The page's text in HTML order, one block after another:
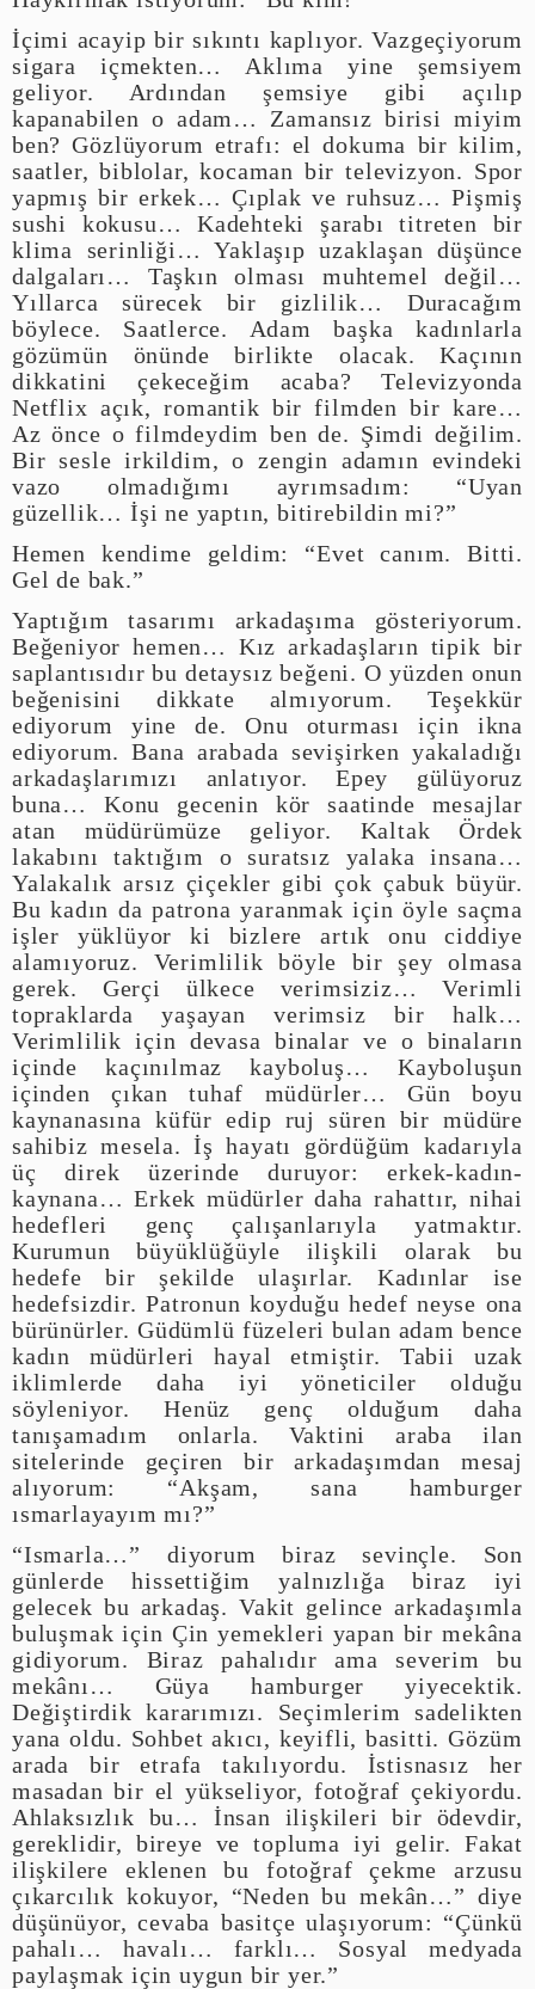
İçimi acayip bir sıkıntı kaplıyor. Vazgeçiyorum
sigara içmekten… Aklıma yine şemsiyem
geliyor. Ardından şemsiye gibi açılıp
kapanabilen o adam… Zamansız birisi miyim
ben? Gözlüyorum etrafı: el dokuma bir kilim,
saatler, biblolar, kocaman bir televizyon. Spor
yapmış bir erkek… Çıplak ve ruhsuz… Pişmiş
sushi kokusu… Kadehteki şarabı titreten bir
klima serinliği… Yaklaşıp uzaklaşan düşünce
dalgaları… Taşkın olması muhtemel değil…
Yıllarca sürecek bir gizlilik… Duracağım
böylece. Saatlerce. Adam başka kadınlarla
gözümün önünde birlikte olacak. Kaçının
dikkatini çekeceğim acaba? Televizyonda
Netflix açık, romantik bir filmden bir kare…
Az önce o filmdeydim ben de. Şimdi değilim.
Bir sesle irkildim, o zengin adamın evindeki
vazo olmadığımı ayrımsadım: “Uyan
güzellik… İşi ne yaptın, bitirebildin mi?”
Hemen kendime geldim: “Evet canım. Bitti.
Gel de bak.”
Yaptığım tasarımı arkadaşıma gösteriyorum.
Beğeniyor hemen… Kız arkadaşların tipik bir
saplantısıdır bu detaysız beğeni. O yüzden onun
beğenisini dikkate almıyorum. Teşekkür
ediyorum yine de. Onu oturması için ikna
ediyorum. Bana arabada sevişirken yakaladığı
arkadaşlarımızı anlatıyor. Epey gülüyoruz
buna… Konu gecenin kör saatinde mesajlar
atan müdürümüze geliyor. Kaltak Ördek
lakabını taktığım o suratsız yalaka insana…
Yalakalık arsız çiçekler gibi çok çabuk büyür.
Bu kadın da patrona yaranmak için öyle saçma
işler yüklüyor ki bizlere artık onu ciddiye
alamıyoruz. Verimlilik böyle bir şey olmasa
gerek. Gerçi ülkece verimsiziz… Verimli
topraklarda yaşayan verimsiz bir halk…
Verimlilik için devasa binalar ve o binaların
içinde kaçınılmaz kayboluş… Kayboluşun
içinden çıkan tuhaf müdürler… Gün boyu
kaynanasına küfür edip ruj süren bir müdüre
sahibiz mesela. İş hayatı gördüğüm kadarıyla
üç direk üzerinde duruyor: erkek-kadın-
kaynana… Erkek müdürler daha rahattır, nihai
hedefleri genç çalışanlarıyla yatmaktır.
Kurumun büyüklüğüyle ilişkili olarak bu
hedefe bir şekilde ulaşırlar. Kadınlar ise
hedefsizdir. Patronun koyduğu hedef neyse ona
bürünürler. Güdümlü füzeleri bulan adam bence
kadın müdürleri hayal etmiştir. Tabii uzak
iklimlerde daha iyi yöneticiler olduğu
söyleniyor. Henüz genç olduğum daha
tanışamadım onlarla. Vaktini araba ilan
sitelerinde geçiren bir arkadaşımdan mesaj
alıyorum: “Akşam, sana hamburger
ısmarlayayım mı?”
“Ismarla…” diyorum biraz sevinçle. Son
günlerde hissettiğim yalnızlığa biraz iyi
gelecek bu arkadaş. Vakit gelince arkadaşımla
buluşmak için Çin yemekleri yapan bir mekâna
gidiyorum. Biraz pahalıdır ama severim bu
mekânı… Güya hamburger yiyecektik.
Değiştirdik kararımızı. Seçimlerim sadelikten
yana oldu. Sohbet akıcı, keyifli, basitti. Gözüm
arada bir etrafa takılıyordu. İstisnasız her
masadan bir el yükseliyor, fotoğraf çekiyordu.
Ahlaksızlık bu… İnsan ilişkileri bir ödevdir,
gereklidir, bireye ve topluma iyi gelir. Fakat
ilişkilere eklenen bu fotoğraf çekme arzusu
çıkarcılık kokuyor, “Neden bu mekân…” diye
düşünüyor, cevaba basitçe ulaşıyorum: “Çünkü
pahalı… havalı… farklı… Sosyal medyada
paylaşmak için uygun bir yer.”